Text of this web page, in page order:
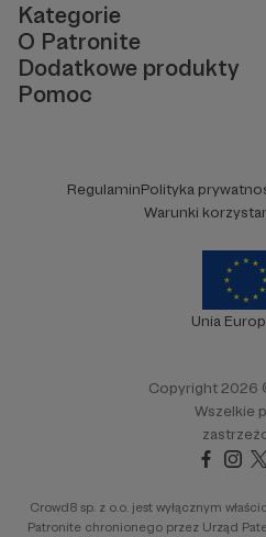
Kategorie
O Patronite
Dodatkowe produkty
Pomoc
RegulaminPolityka
Warunki
Unia
Copyright 2026
Wszelkie
Crowd8 sp. z o.o. jest wyłącznym
Patronite chronionego przez Urząd